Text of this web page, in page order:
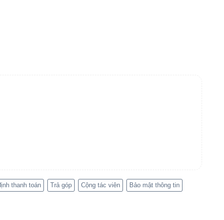
thanh toán Trả góp Cộng tác viên Bảo mật thông tin